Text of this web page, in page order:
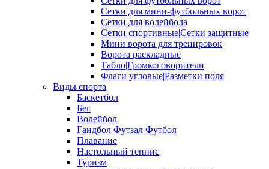
Сетки для мини-футбольных ворот
Сетки для волейбола
Сетки спортивные|Сетки защитные
Мини ворота для тренировок
Ворота раскладные
Табло|Громкоговорители
Флаги угловые|Разметки поля
Виды спорта
Баскетбол
Бег
Волейбол
Гандбол Футзал Футбол
Плавание
Настольный теннис
Туризм